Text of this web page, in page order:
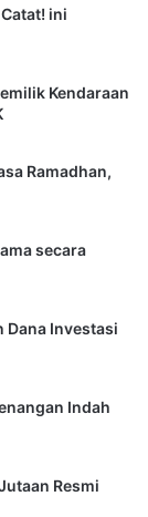
ini
Kendaraan
Ramadhan,
secara
Dana Investasi
Indah
Resmi